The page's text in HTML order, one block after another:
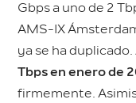
Gbps a uno de 2
AMS-IX
ya se ha duplicado.
Tbps en enero de
firmemente.